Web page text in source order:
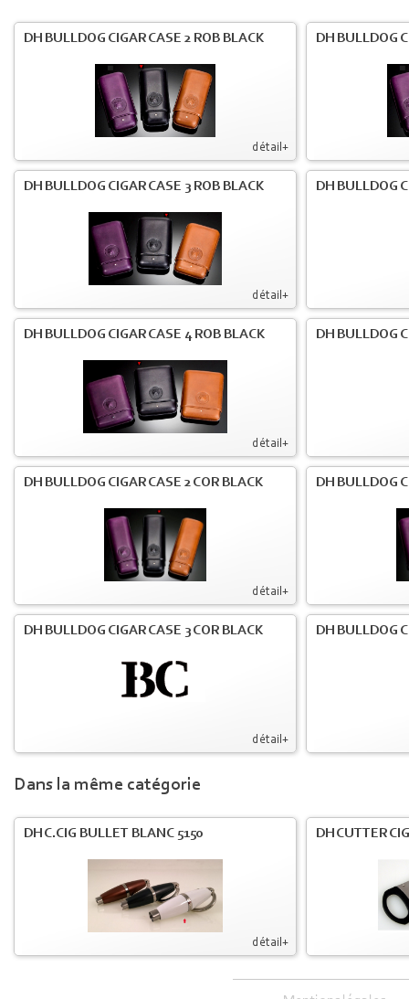
détail+
DH BULLDOG CIGAR CASE 2 ROB BLACK DH BULLDOG
détail+
DH BULLDOG CIGAR CASE 3 ROB BLACK DH BULLDOG
détail+
DH BULLDOG CIGAR CASE 4 ROB BLACK DH BULLDOG
détail+
DH BULLDOG CIGAR CASE 2 COR BLACK DH BULLDOG
détail+
DH BULLDOG CIGAR CASE 3 COR BLACK DH BULLDOG
Dans la même catégorie
détail+
DH C.CIG BULLET BLANC 5150 DH CUTTER